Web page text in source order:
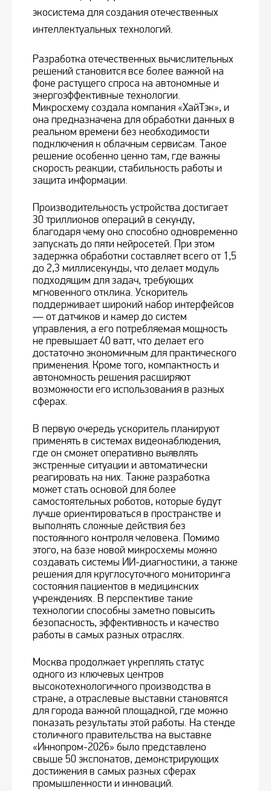
экосистема для создания отечественных
интеллектуальных технологий.
Разработка отечественных вычислительных
решений становится все более важной на
фоне растущего спроса на автономные и
энергоэффективные технологии.
Микросхему создала компания «ХайТэк», и
она предназначена для обработки данных в
реальном времени без необходимости
подключения к облачным сервисам. Такое
решение особенно ценно там, где важны
скорость реакции, стабильность работы и
защита информации.
Производительность устройства достигает
30 триллионов операций в секунду,
благодаря чему оно способно одновременно
запускать до пяти нейросетей. При этом
задержка обработки составляет всего от 1,5
до 2,3 миллисекунды, что делает модуль
подходящим для задач, требующих
мгновенного отклика. Ускоритель
поддерживает широкий набор интерфейсов
— от датчиков и камер до систем
управления, а его потребляемая мощность
не превышает 40 ватт, что делает его
достаточно экономичным для практического
применения. Кроме того, компактность и
автономность решения расширяют
возможности его использования в разных
сферах.
В первую очередь ускоритель планируют
применять в системах видеонаблюдения,
где он сможет оперативно выявлять
экстренные ситуации и автоматически
реагировать на них. Также разработка
может стать основой для более
самостоятельных роботов, которые будут
лучше ориентироваться в пространстве и
выполнять сложные действия без
постоянного контроля человека. Помимо
этого, на базе новой микросхемы можно
создавать системы ИИ-диагностики, а также
решения для круглосуточного мониторинга
состояния пациентов в медицинских
учреждениях. В перспективе такие
технологии способны заметно повысить
безопасность, эффективность и качество
работы в самых разных отраслях.
Москва продолжает укреплять статус
одного из ключевых центров
высокотехнологичного производства в
стране, а отраслевые выставки становятся
для города важной площадкой, где можно
показать результаты этой работы. На стенде
столичного правительства на выставке
«Иннопром-2026» было представлено
свыше 50 экспонатов, демонстрирующих
достижения в самых разных сферах
промышленности и инноваций.